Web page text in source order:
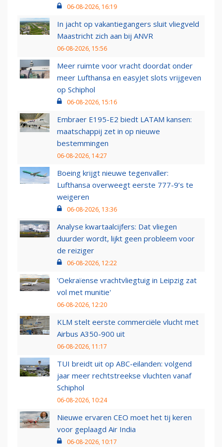
06-08-2026, 16:19
In jacht op vakantiegangers sluit vliegveld
Maastricht zich aan bij ANVR
06-08-2026, 15:56
Meer ruimte voor vracht doordat onder
meer Lufthansa en easyJet slots vrijgeven
op Schiphol
06-08-2026, 15:16
Embraer E195-E2 biedt LATAM kansen:
maatschappij zet in op nieuwe
bestemmingen
06-08-2026, 14:27
Boeing krijgt nieuwe tegenvaller:
Lufthansa overweegt eerste 777-9’s te
weigeren
06-08-2026, 13:36
Analyse kwartaalcijfers: Dat vliegen
duurder wordt, lijkt geen probleem voor
de reiziger
06-08-2026, 12:22
'Oekraïense vrachtvliegtuig in Leipzig zat
vol met munitie'
06-08-2026, 12:20
KLM stelt eerste commerciële vlucht met
Airbus A350-900 uit
06-08-2026, 11:17
TUI breidt uit op ABC-eilanden: volgend
jaar meer rechtstreekse vluchten vanaf
Schiphol
06-08-2026, 10:24
Nieuwe ervaren CEO moet het tij keren
voor geplaagd Air India
06-08-2026, 10:17